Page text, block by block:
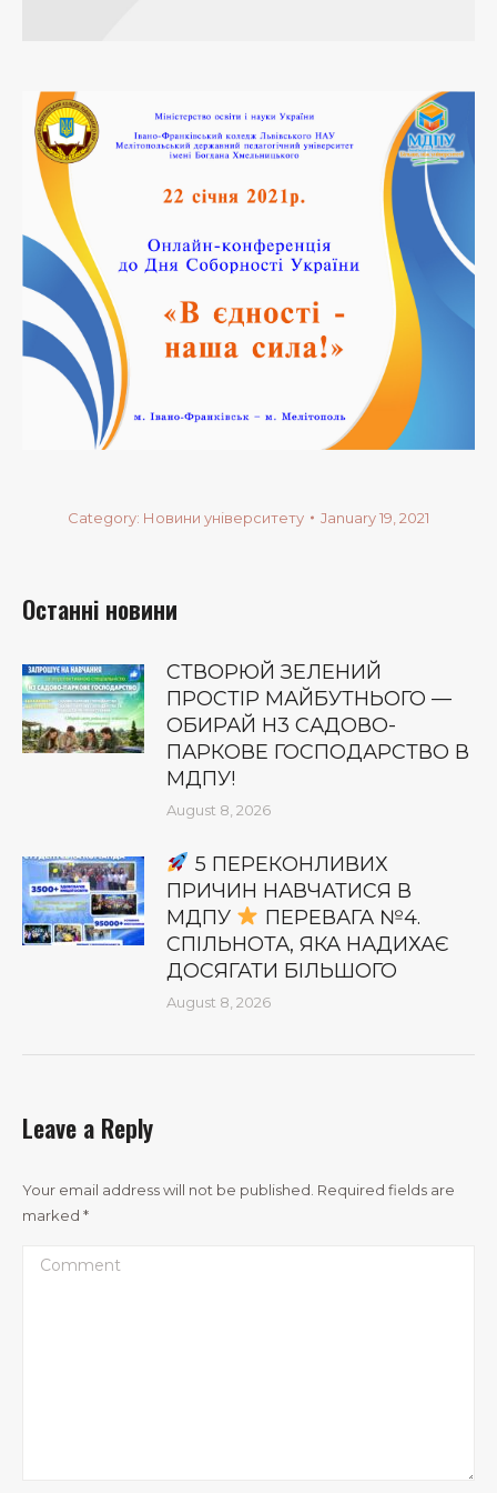
Category: Новини університету January 19, 2021
Останні новини
СТВОРЮЙ ЗЕЛЕНИЙ
ПРОСТІР МАЙБУТНЬОГО —
ОБИРАЙ Н3 САДОВО-
ПАРКОВЕ ГОСПОДАРСТВО В
МДПУ!
August 8, 2026
5 ПЕРЕКОНЛИВИХ
ПРИЧИН НАВЧАТИСЯ В
МДПУ
ПЕРЕВАГА №4.
СПІЛЬНОТА, ЯКА НАДИХАЄ
ДОСЯГАТИ БІЛЬШОГО
August 8, 2026
Leave a Reply
Your email address will not be published. Required fields are
marked *
Comment